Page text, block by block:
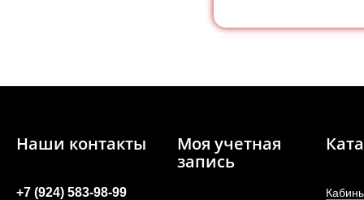
Наши контакты
+7 (924) 583-98-99
Моя учетная
запись